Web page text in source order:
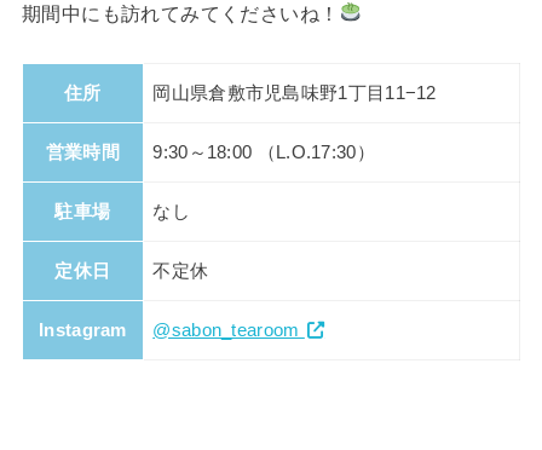
期間中にも訪れてみてくださいね！
住所 岡山県倉敷市児島味野1丁目11−12
営業時間 9:30～18:00 （L.O.17:30）
駐車場 なし
定休日 不定休
Instagram @sabon_tearoom